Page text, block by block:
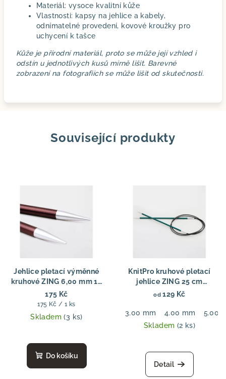
Materiál: vysoce kvalitní kůže
Vlastnosti: kapsy na jehlice a kabely,
odnímatelné provedení, kovové kroužky pro
uchycení k tašce
Kůže je přírodní materiál, proto se může její vzhled i
odstín u jednotlivých kusů mírně lišit. Barevné
zobrazení na fotografiích se může lišit od skutečnosti.
Související produkty
Jehlice pletací výměnné
kruhové ZING 6,00 mm 13
cm
175 Kč
Měrná
cena:
175 Kč / 1 ks
Skladem(3 ks)
Do košíku
KnitPro kruhové pletací
jehlice ZING 25 cm
Kruhové jehlice Zing Fixed
jehlice
od 129 Kč
3.00 mm 4.00 mm
5.00
Skladem (2 ks)
Detail